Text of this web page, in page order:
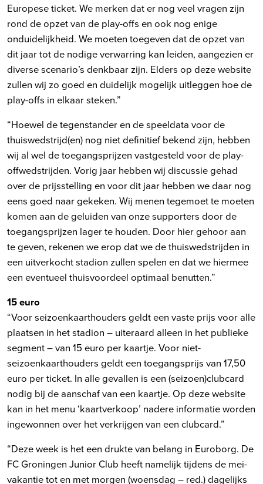
Europese ticket. We merken dat er nog veel vragen zijn
rond de opzet van de play-offs en ook nog enige
onduidelijkheid. We moeten toegeven dat de opzet van
dit jaar tot de nodige verwarring kan leiden, aangezien er
diverse scenario’s denkbaar zijn. Elders op deze website
zullen wij zo goed en duidelijk mogelijk uitleggen hoe de
play-offs in elkaar steken.”
“Hoewel de tegenstander en de speeldata voor de
thuiswedstrijd(en) nog niet definitief bekend zijn, hebben
wij al wel de toegangsprijzen vastgesteld voor de play-
offwedstrijden. Vorig jaar hebben wij discussie gehad
over de prijsstelling en voor dit jaar hebben we daar nog
eens goed naar gekeken. Wij menen tegemoet te moeten
komen aan de geluiden van onze supporters door de
toegangsprijzen lager te houden. Door hier gehoor aan
te geven, rekenen we erop dat we de thuiswedstrijden in
een uitverkocht stadion zullen spelen en dat we hiermee
een eventueel thuisvoordeel optimaal benutten.”
15 euro
“Voor seizoenkaarthouders geldt een vaste prijs voor alle
plaatsen in het stadion – uiteraard alleen in het publieke
segment – van 15 euro per kaartje. Voor niet-
seizoenkaarthouders geldt een toegangsprijs van 17,50
euro per ticket. In alle gevallen is een (seizoen)clubcard
nodig bij de aanschaf van een kaartje. Op deze website
kan in het menu ‘kaartverkoop’ nadere informatie worden
ingewonnen over het verkrijgen van een clubcard.”
“Deze week is het een drukte van belang in Euroborg. De
FC Groningen Junior Club heeft namelijk tijdens de mei-
vakantie tot en met morgen (woensdag – red.) dagelijks